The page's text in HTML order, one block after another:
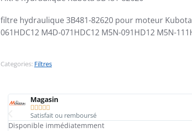
filtre hydraulique 3B481-82620 pour moteur Kubota
061HDC12 M4D-071HDC12 M5N-091HD12 M5N-
Categories: Filtres
Magasin
    
Satisfait ou remboursé
Disponible immédiatemment